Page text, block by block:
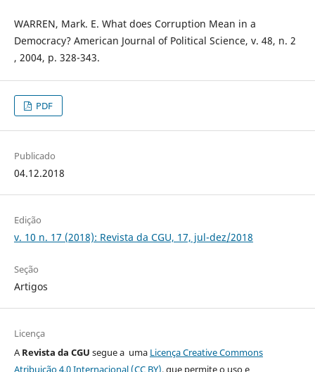
WARREN, Mark. E. What does Corruption Mean in a
Democracy? American Journal of Political Science, v. 48, n. 2
, 2004, p. 328-343.
PDF
Publicado
04.12.2018
Edição
v. 10 n. 17 (2018): Revista da CGU, 17, jul-dez/2018
Seção
Artigos
Licença
ARevista da CGU segue a uma Licença Creative Commons
Atribuição 4.0 Internacional (CC BY), que permite o uso e